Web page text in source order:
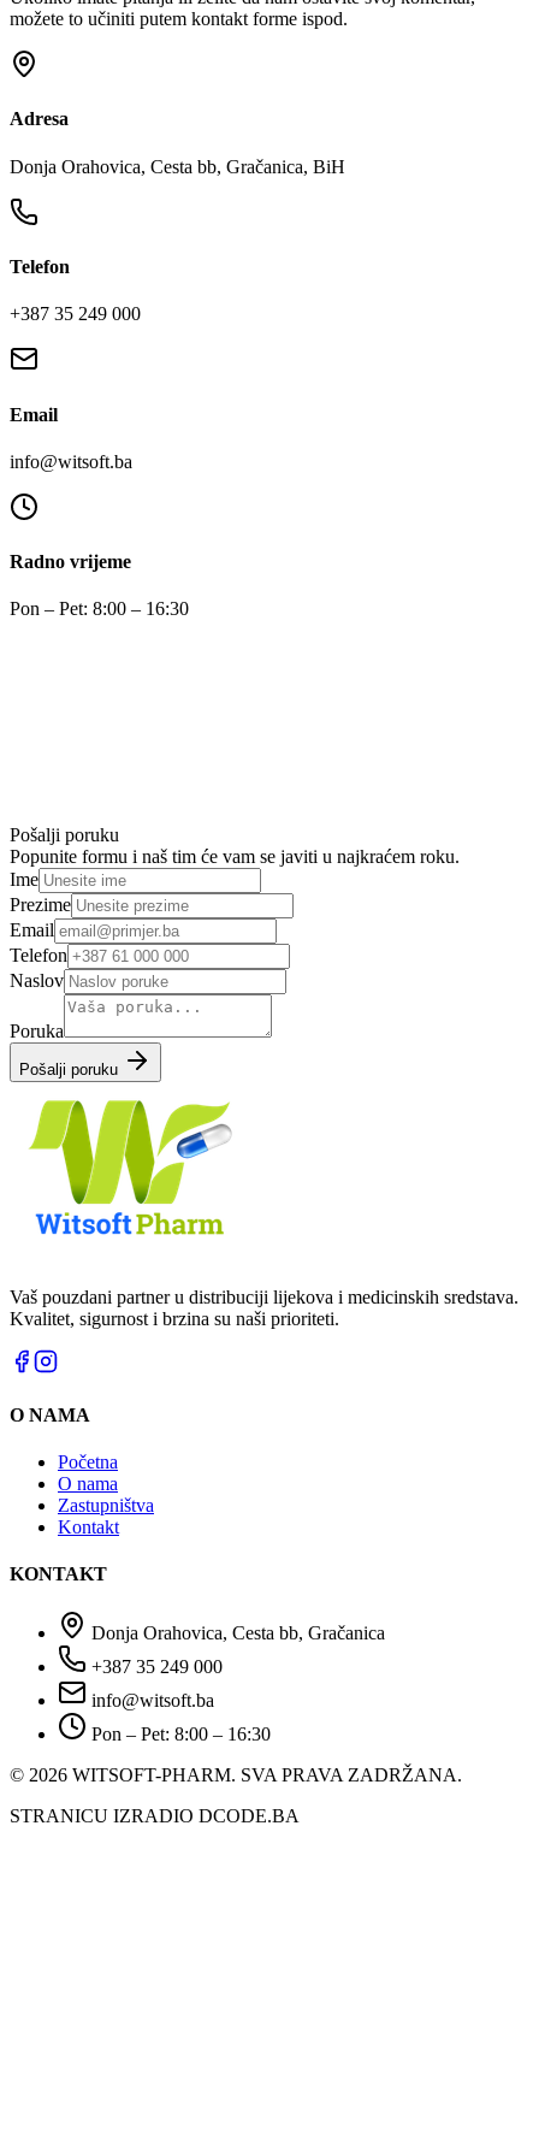
možete to učiniti putem kontakt forme ispod.
Adresa
Donja Orahovica, Cesta bb, Gračanica, BiH
Telefon
+387 35 249 000
Email
info@witsoft.ba
Radno vrijeme
Pon – Pet: 8:00 – 16:30
Pošalji poruku
Popunite formu i naš tim će vam se javiti u najkraćem roku.
Ime
Prezime
Email
Telefon
Naslov
Poruka
Pošalji poruku
Vaš pouzdani partner u distribuciji lijekova i medicinskih sredstava.
Kvalitet, sigurnost i brzina su naši prioriteti.
O NAMA
Početna
O nama
Zastupništva
Kontakt
KONTAKT
Donja Orahovica, Cesta bb, Gračanica
+387 35 249 000
info@witsoft.ba
Pon – Pet: 8:00 – 16:30
© 2026 WITSOFT-PHARM. SVA PRAVA ZADRŽANA.
STRANICU IZRADIO DCODE.BA